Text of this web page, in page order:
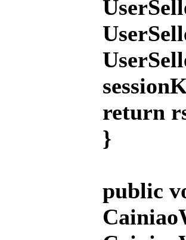
return
}
public